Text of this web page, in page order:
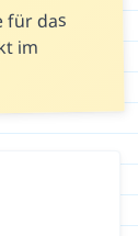
für das
im